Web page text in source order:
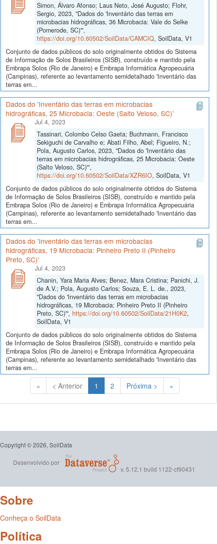
Simon, Álvaro Afonso; Laus Neto, José Augusto; Flohr,
Sergio, 2023, "Dados do 'Inventário das terras em
microbacias hidrográficas, 36 Microbacia: Vale do Selke
(Pomerode, SC)'",
https://doi.org/10.60502/SoilData/CAMCIQ, SoilData, V1
Conjunto de dados públicos do solo originalmente obtidos do Sistema
de Informação de Solos Brasileiros (SISB), construído e mantido pela
Embrapa Solos (Rio de Janeiro) e Embrapa Informática Agropecuária
(Campinas), referente ao levantamento semidetalhado 'Inventário das
terras em...
Dados do 'Inventário das terras em microbacias
hidrográficas, 25 Microbacia: Oeste (Salto Veloso, SC)'
Jul 4, 2023
Tassinari, Colombo Celso Gaeta; Buchmann, Francisco
Sekiguchi de Carvalho e; Abati Filho, Abel; Figueiro, N.;
Pola, Augusto Carlos, 2023, "Dados do 'Inventário das
terras em microbacias hidrográficas, 25 Microbacia: Oeste
(Salto Veloso, SC)'",
https://doi.org/10.60502/SoilData/XZR6IO, SoilData, V1
Conjunto de dados públicos do solo originalmente obtidos do Sistema
de Informação de Solos Brasileiros (SISB), construído e mantido pela
Embrapa Solos (Rio de Janeiro) e Embrapa Informática Agropecuária
(Campinas), referente ao levantamento semidetalhado 'Inventário das
terras em...
Dados do 'Inventário das terras em microbacias
hidrográficas, 19 Microbacia: Pinheiro Preto II (Pinheiro
Preto, SC)'
Jul 4, 2023
Chanin, Yara Maria Alves; Benez, Mara Cristina; Panichi, J.
de A.V.; Pola, Augusto Carlos; Souza, E. L. de., 2023,
"Dados do 'Inventário das terras em microbacias
hidrográficas, 19 Microbacia: Pinheiro Preto II (Pinheiro
Preto, SC)'", https://doi.org/10.60502/SoilData/21H0K2,
SoilData, V1
Conjunto de dados públicos do solo originalmente obtidos do Sistema
de Informação de Solos Brasileiros (SISB), construído e mantido pela
Embrapa Solos (Rio de Janeiro) e Embrapa Informática Agropecuária
(Campinas), referente ao levantamento semidetalhado 'Inventário das
terras em...
« < Anterior 1 (Atual)
2 Próxima > »
Copyright © 2026, SoilData
Desenvolvido por
v. 5.12.1 build 1122-cf90431
Sobre
Conheça o SoilData
Política